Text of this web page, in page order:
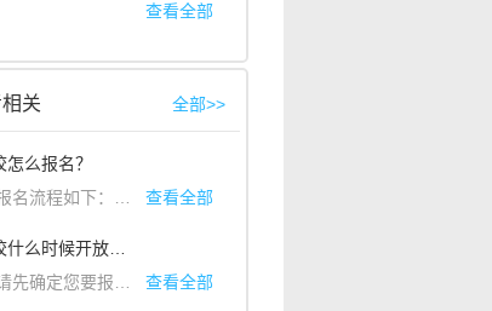
好，提示您未生成准考证号可能是您还未进行在线确认。如果
查看全部
获知具体成绩查询时间和查询地址；了解成绩是在院校官网
考点联合推出的线上报名系统，信息存储与阿里云、支付宝
关 全部>>
么报名？
外院校-找到相应国家的院校-点击立即报名-支付报名费-完成报名。 查看全部
2. 问：国外院校什么时候开放报名
中有报名的场次，根据您的时间安排选择相应场次即可。若是点击报名后显示简章中的场次没有开放，请联系艺术升工作人员。 查看全部